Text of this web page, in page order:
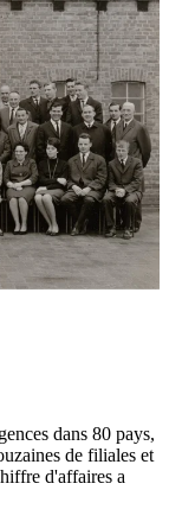
dans 80 pays,
de filiales et
d'affaires a